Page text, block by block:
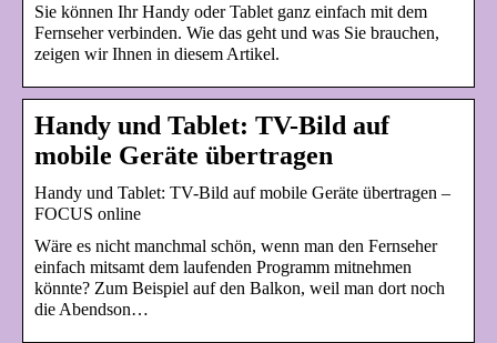
Sie können Ihr Handy oder Tablet ganz einfach mit dem
Fernseher verbinden. Wie das geht und was Sie brauchen,
zeigen wir Ihnen in diesem Artikel.
Handy und Tablet: TV-Bild auf
mobile Geräte übertragen
Handy und Tablet: TV-Bild auf mobile Geräte übertragen –
FOCUS online
Wäre es nicht manchmal schön, wenn man den Fernseher
einfach mitsamt dem laufenden Programm mitnehmen
könnte? Zum Beispiel auf den Balkon, weil man dort noch
die Abendson…